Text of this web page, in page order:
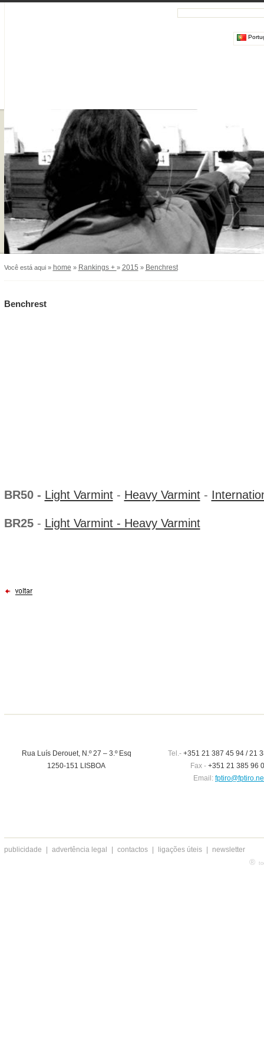
Você está aqui » home » Rankings + » 2015 » Benchrest
Benchrest
BR50 - Light Varmint- Heavy Varmint-
BR25- Light Varmint - Heavy Varmint
Rua Luís Derouet, N.º 27 – 3.º Esq
1250-151 LISBOA
Tel.-+351 21 387 45 94 / 21
Fax - +351 21 385 96
Email:
publicidade advertência legal contactos ligações úteis newsletter
®